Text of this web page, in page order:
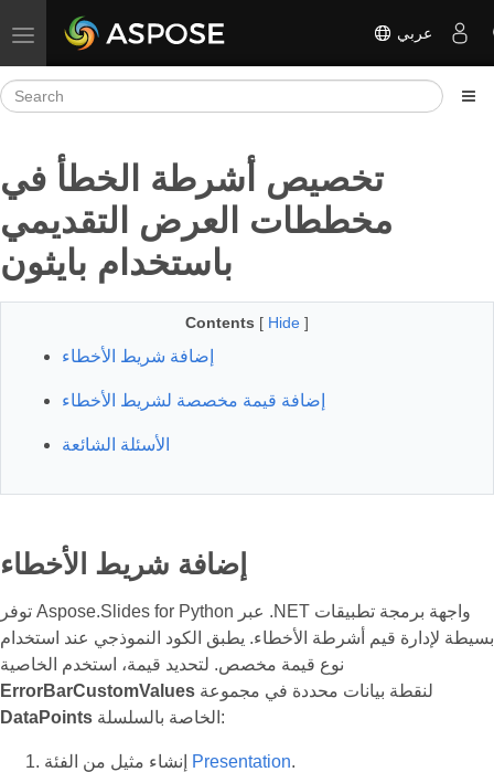
Toggle navigation عربي
تخصيص أشرطة الخطأ في
مخططات العرض التقديمي
باستخدام بايثون
Contents [ Hide ]
إضافة شريط الأخطاء
إضافة قيمة مخصصة لشريط الأخطاء
الأسئلة الشائعة
إضافة شريط الأخطاء
توفر Aspose.Slides for Python عبر .NET واجهة برمجة تطبيقات
بسيطة لإدارة قيم أشرطة الأخطاء. يطبق الكود النموذجي عند استخدام
نوع قيمة مخصص. لتحديد قيمة، استخدم الخاصية
ErrorBarCustomValues لنقطة بيانات محددة في مجموعة
DataPoints
الخاصة بالسلسلة:
Presentation.